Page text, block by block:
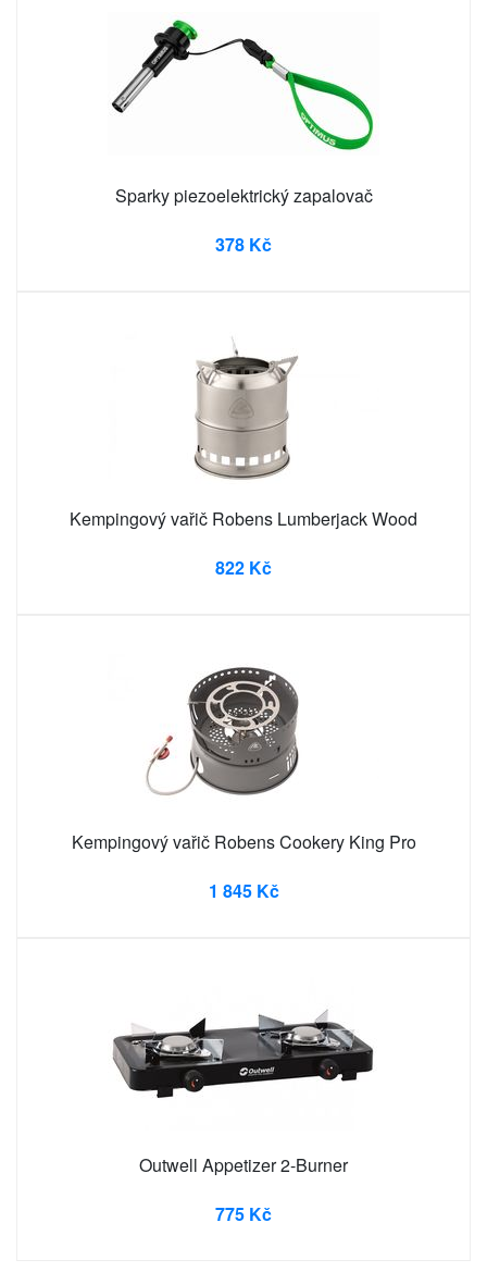
Sparky piezoelektrický zapalovač
378 Kč
Kempingový vařič Robens Lumberjack Wood
822 Kč
Kempingový vařič Robens Cookery King Pro
1 845 Kč
Outwell Appetizer 2-Burner
775 Kč